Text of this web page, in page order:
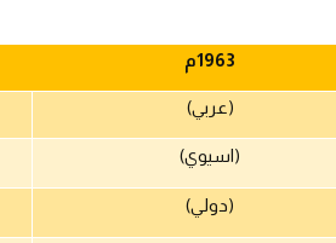
م1963
(عربي)
(اسيوي)
(دولي)